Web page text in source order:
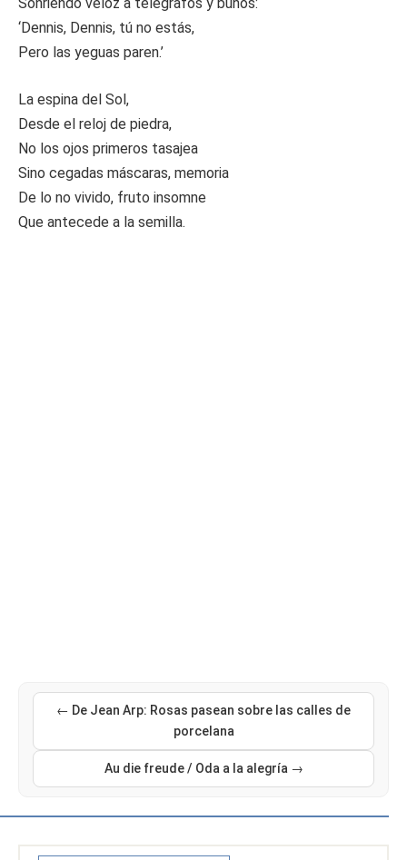
‘Dennis, Dennis, tú no estás,
Pero las yeguas paren.’
La espina del Sol,
Desde el reloj de piedra,
No los ojos primeros tasajea
Sino cegadas máscaras, memoria
De lo no vivido, fruto insomne
Que antecede a la semilla.
← De Jean Arp: Rosas pasean sobre las calles de
porcelana
Au die freude / Oda a la alegría →